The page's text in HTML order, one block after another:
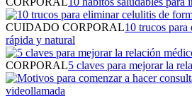
CUIDADO CORPORAL10 trucos
rápida y natural
CORPORAL5 claves para mejorar la